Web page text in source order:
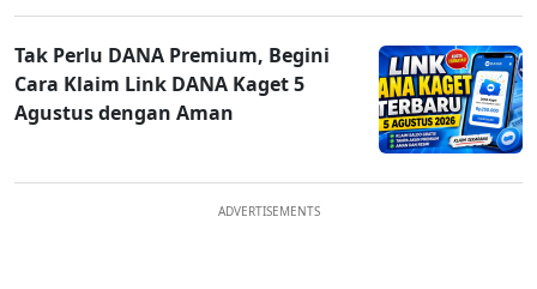
Tak Perlu DANA Premium, Begini
Cara Klaim Link DANA Kaget 5
Agustus dengan Aman
ADVERTISEMENTS